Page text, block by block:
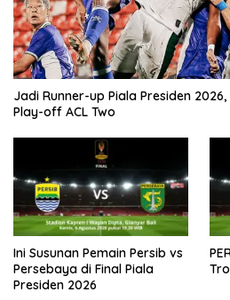
Jadi Runner-up Piala Presiden
Play-off ACL Two
Ini Susunan Pemain Persib vs
Persebaya di Final Piala
Presiden 2026